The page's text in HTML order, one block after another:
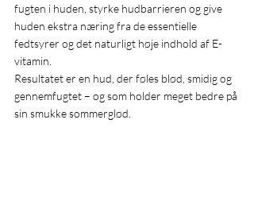
fugten i huden, styrke hudbarrieren og give
huden ekstra næring fra de essentielle
fedtsyrer og det naturligt høje indhold af E-
vitamin.
Resultatet er en hud, der føles blød, smidig og
gennemfugtet – og som holder meget bedre på
sin smukke sommerglød.